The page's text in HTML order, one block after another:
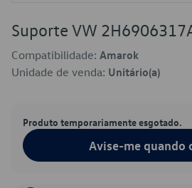
Suporte VW
Compatibilidade: Amarok
Unidade de venda: Unitário(a)
Produto temporariamente esgotado.
Avise-me quando